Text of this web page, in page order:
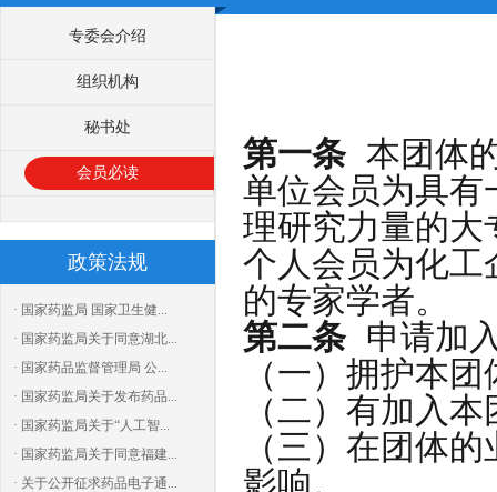
专委会介绍
组织机构
秘书处
会员必读
政策法规
· 国家药监局 国家卫生健...
· 国家药监局关于同意湖北...
· 国家药品监督管理局 公...
· 国家药监局关于发布药品...
· 国家药监局关于“人工智...
· 国家药监局关于同意福建...
· 关于公开征求药品电子通...
第一条本团体
单位会员为具有
理研究力量的大
个人会员为化工
的专家学者。
第二条申请加
（一）拥护本
（二）有加入
（三）在团体
影响。